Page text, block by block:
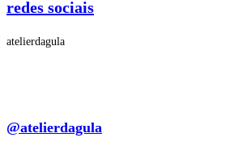
redes sociais
atelierdagula
@atelierdagula